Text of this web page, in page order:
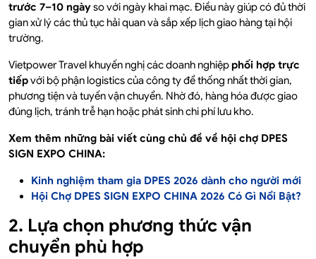
trước 7–10 ngàyso với ngày khai mạc. Điều này giúp có đủ thời
gian xử lý các thủ tục hải quan và sắp xếp lịch giao hàng tại hội
trường.
Vietpower Travel khuyến nghị các doanh nghiệpphối hợp trực
tiếpvới bộ phận logistics của công ty để thống nhất thời gian,
phương tiện và tuyến vận chuyển. Nhờ đó, hàng hóa được giao
đúng lịch, tránh trễ hạn hoặc phát sinh chi phí lưu kho.
Xem thêm những bài viết cùng chủ đề về hội chợ DPES
SIGN EXPO CHINA:
Kinh nghiệm tham gia DPES 2026 dành cho người mới
Hội Chợ DPES SIGN EXPO CHINA 2026 Có Gì Nổi Bật?
2. Lựa chọn phương thức vận
chuyển phù hợp